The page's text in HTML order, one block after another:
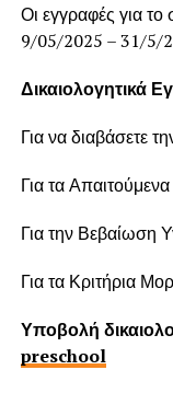
Οι εγγραφές για το
9/05/2025 – 31/5/
Δικαιολογητικά
Για να διαβάσετε
Για τα
Για την Βεβαίωση
Για τα Κριτήρια
Υποβολή
preschool